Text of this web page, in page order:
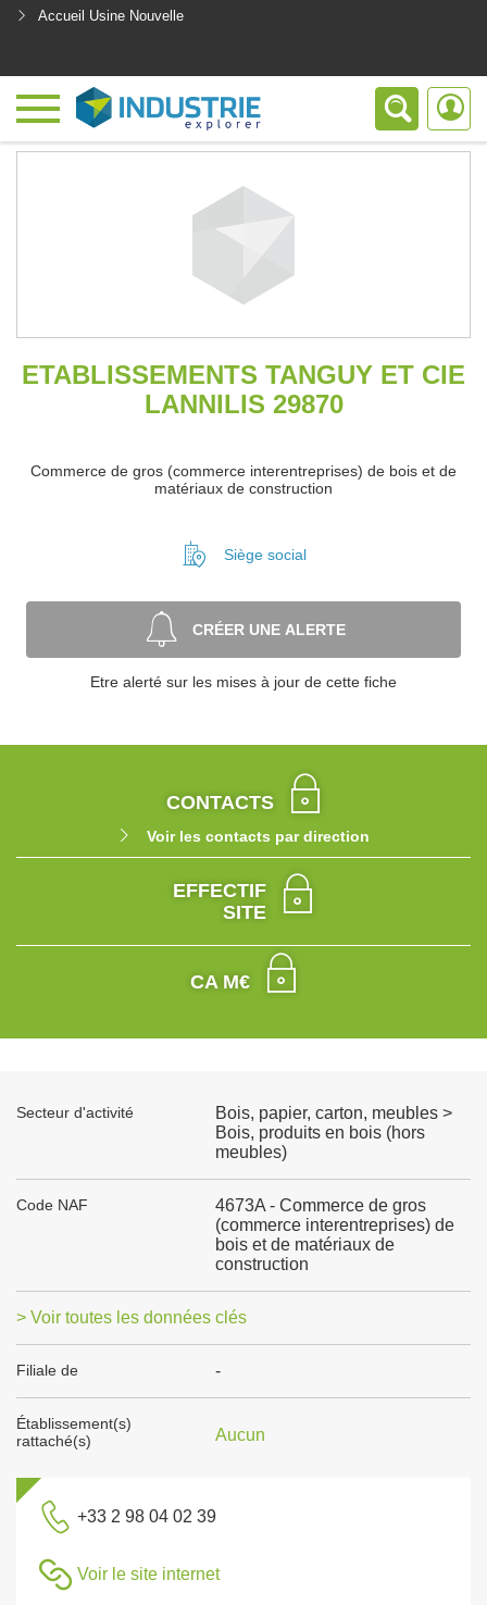
Accueil Usine Nouvelle
ETABLISSEMENTS TANGUY ET CIE
LANNILIS 29870
Commerce de gros (commerce interentreprises) de bois et de
matériaux de construction
Siège social
CRÉER UNE ALERTE
Etre alerté sur les mises à jour de cette fiche
CONTACTS
Voir les contacts par direction
EFFECTIF
SITE
CA M€
Secteur d'activité
Bois, papier, carton, meubles >
Bois, produits en bois (hors
meubles)
Code NAF
4673A - Commerce de gros
(commerce interentreprises) de
bois et de matériaux de
construction
> Voir toutes les données clés
Filiale de -
Établissement(s)
rattaché(s)
Aucun
+33 2 98 04 02 39
Voir le site internet